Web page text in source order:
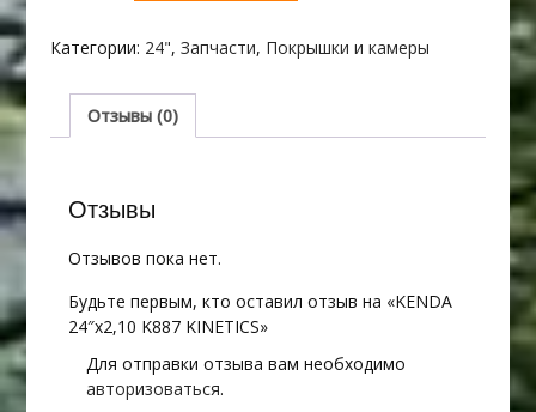
24"х2,10
KINETICS
Категории: 24", Запчасти, Покрышки и камеры
Отзывы (0)
Отзывы
Отзывов пока нет.
Будьте первым, кто оставил отзыв на «KENDA
24″х2,10 K887 KINETICS»
Для отправки отзыва вам необходимо
авторизоваться.